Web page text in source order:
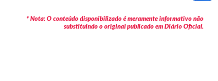
* Nota: O conteúdo disponibilizado é meramente informativo não
substituindo o original publicado em Diário Oficial.